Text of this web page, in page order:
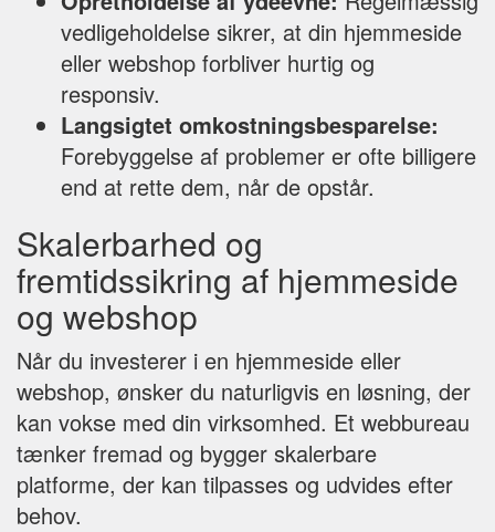
vedligeholdelse sikrer, at din hjemmeside
eller webshop forbliver hurtig og
responsiv.
Langsigtet omkostningsbesparelse:
Forebyggelse af problemer er ofte billigere
end at rette dem, når de opstår.
Skalerbarhed og
fremtidssikring af hjemmeside
og webshop
Når du investerer i en hjemmeside eller
webshop, ønsker du naturligvis en løsning, der
kan vokse med din virksomhed. Et webbureau
tænker fremad og bygger skalerbare
platforme, der kan tilpasses og udvides efter
behov.